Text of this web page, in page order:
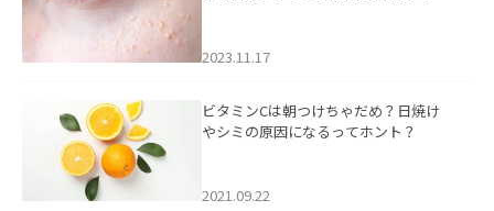
2023.11.17
ビタミンCは朝つけちゃだめ？日焼け
やシミの原因になるってホント？
2021.09.22